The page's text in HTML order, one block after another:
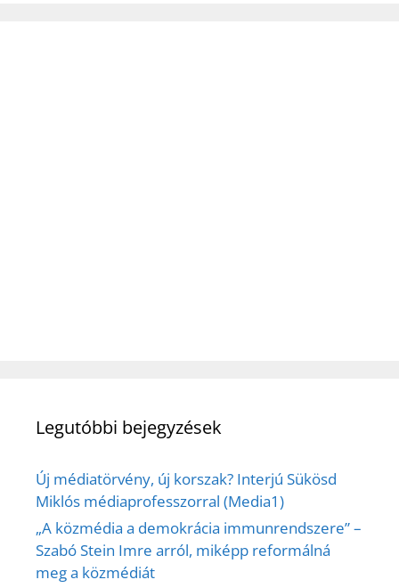
Legutóbbi bejegyzések
Új médiatörvény, új korszak? Interjú Sükösd
Miklós médiaprofesszorral (Media1)
„A közmédia a demokrácia immunrendszere” –
Szabó Stein Imre arról, miképp reformálná
meg a közmédiát